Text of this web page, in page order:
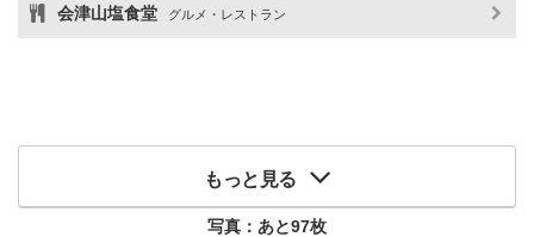
会津山塩食堂 グルメ・レストラン
もっと見る
写真：あと97枚